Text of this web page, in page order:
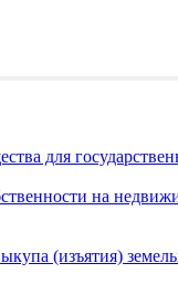
для
на
(изъятия)